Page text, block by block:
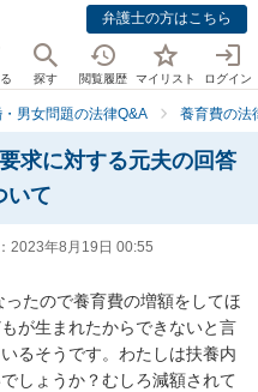
弁護士の方はこちら
探す 閲覧履歴 マイリスト ログイン
男女問題の法律Q&A 養育費の法
求に対する元夫の回答
いて
2023年8月19日 00:55
たので養育費の増額をしてほ
が生まれたからできないと言
るそうです。わたしは扶養内
しょうか？むしろ減額されて